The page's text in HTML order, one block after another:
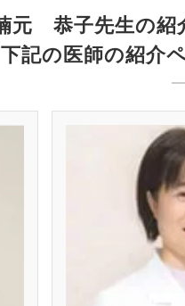
元 恭子先生の紹
下記の医師の紹介